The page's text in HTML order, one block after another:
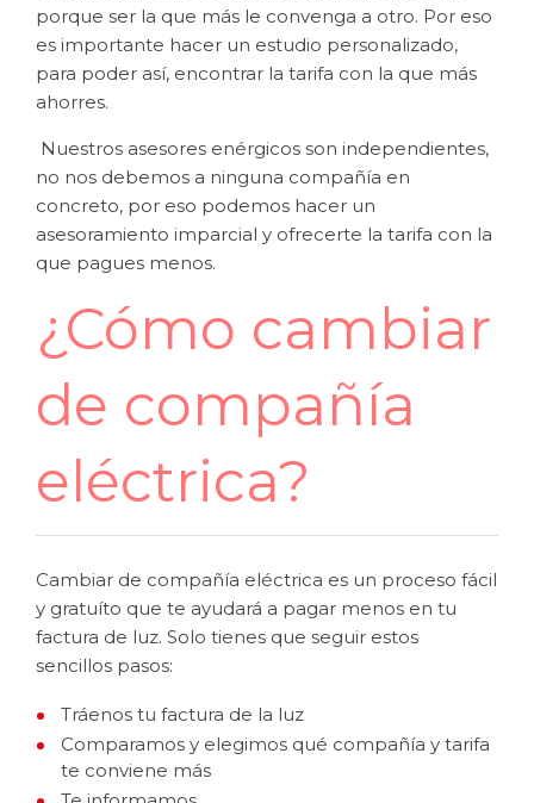
porque ser la que más le convenga a otro. Por eso
es importante hacer un estudio personalizado,
para poder así, encontrar la tarifa con la que más
ahorres.
Nuestros asesores enérgicos son independientes,
no nos debemos a ninguna compañía en
concreto, por eso podemos hacer un
asesoramiento imparcial y ofrecerte la tarifa con la
que pagues menos.
¿Cómo cambiar
de compañía
eléctrica?
Cambiar de compañía eléctrica es un proceso fácil
y gratuíto que te ayudará a pagar menos en tu
factura de luz. Solo tienes que seguir estos
sencillos pasos:
Tráenos tu factura de la luz
Comparamos y elegimos qué compañía y tarifa
te conviene más